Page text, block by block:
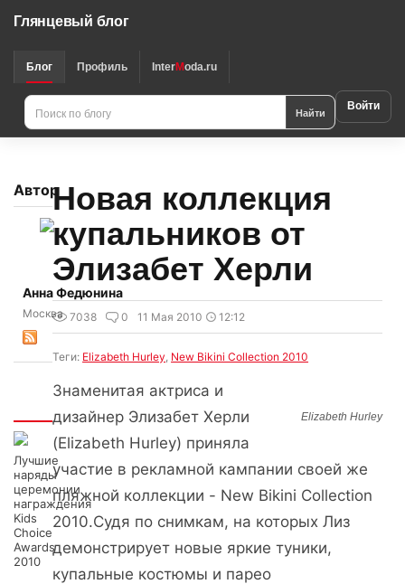
Глянцевый блог
Блог Профиль InterModa.ru
Найти Войти
Автор
Анна Федюнина
Москва
Лучшие
наряды
церемонии
награждения
Kids
Choice
Awards
2010
Новая коллекция
купальников от
Элизабет Херли
7038 0 11 Мая 2010 12:12
Теги: Elizabeth Hurley, New Bikini Collection 2010
Elizabeth Hurley
Знаменитая актриса и
дизайнер Элизабет Херли
(Elizabeth Hurley) приняла
участие в рекламной кампании своей же
пляжной коллекции - New Bikini Collection
2010.Судя по снимкам, на которых Лиз
демонстрирует новые яркие туники,
купальные костюмы и парео